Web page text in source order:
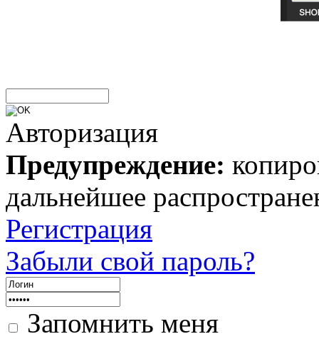
Авторизация
Предупреждение:
дальнейшее
Регистрация
Забыли свой пароль?
Запомнить меня